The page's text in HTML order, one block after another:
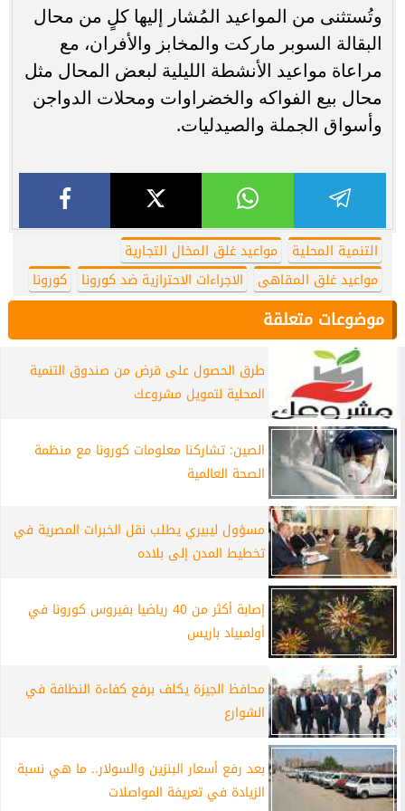
وتُستثنى من المواعيد المُشار إليها كلٍ من محال
البقالة السوبر ماركت والمخابز والأفران، مع
مراعاة مواعيد الأنشطة الليلية لبعض المحال مثل
محال بيع الفواكه والخضراوات ومحلات الدواجن
وأسواق الجملة والصيدليات.
التنمية المحلية
مواعيد غلق المخال التجارية
مواعيد غلق المقاهى
الاجراءات الاحترازية ضد كورونا كورونا
موضوعات متعلقة
طرق الحصول على قرض من صندوق التنمية
المحلية لتمويل مشروعك
الصين: تشاركنا معلومات كورونا مع منظمة
الصحة العالمية
مسؤول ليبيري يطلب نقل الخبرات المصرية في
تخطيط المدن إلى بلاده
إصابة أكثر من 40 رياضيا بفيروس كورونا في
أولمبياد باريس
محافظ الجيزة يكلف برفع كفاءة النظافة في
الشوارع
بعد رفع أسعار البنزين والسولار.. ما هي نسبة
الزيادة في تعريفة المواصلات